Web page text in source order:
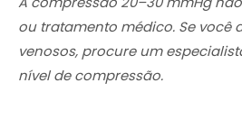
ou tratamento médico. Se você
venosos, procure um
nível de compressão.